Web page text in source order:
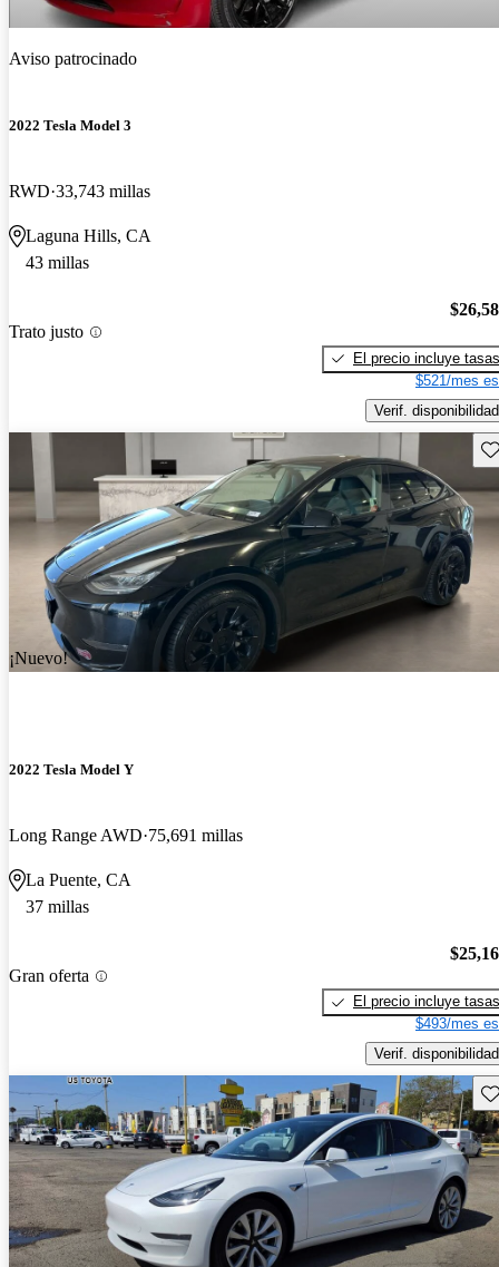
Aviso patrocinado
2022 Tesla Model 3
RWD 33,743 millas
Laguna Hills, CA
43 millas
Trato justo
El precio incluye tasas
$521/mes
Verif. disponibilidad
¡Nuevo!
2022 Tesla Model Y
Long Range AWD 75,691 millas
La Puente, CA
37 millas
Gran oferta
El precio incluye tasas
$493/mes
Verif. disponibilidad